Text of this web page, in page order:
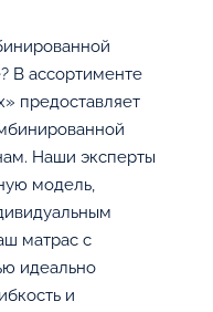
В ассортименте
предоставляет
Наши эксперты
модель,
матрас с
идеально
и